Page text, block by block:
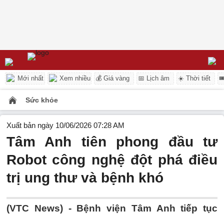
Mới nhất Xem nhiều 💰 Giá vàng 📅 Lịch âm ☀️ Thời tiết
Sức khỏe
Xuất bản ngày 10/06/2026 07:28 AM
Tâm Anh tiên phong đầu tư
Robot công nghệ đột phá điều
trị ung thư và bệnh khó
(VTC News) - Bệnh viện Tâm Anh tiếp tục